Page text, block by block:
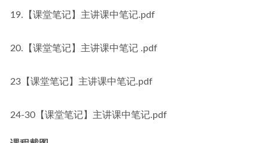
19.【课堂笔记】主讲课中笔记.pdf
20.【课堂笔记】主讲课中笔记 .pdf
23【课堂笔记】主讲课中笔记.pdf
24-30【课堂笔记】主讲课中笔记.pdf